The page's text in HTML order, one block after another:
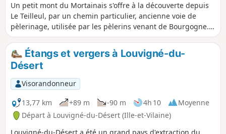
Un petit mont du Mortainais s'offre à la découverte depuis
Le Teilleul, par un chemin particulier, ancienne voie de
pèlerinage, utilisée par les pèlerins venant de Bourgogne.
Du haut de ce tertre, le regard porte vers Domfront et
Mortain.Étangs et vergers à Louvigné-du-
Désert
Visorandonneur
13,77 km
+89 m -90 m 4h 10
Moyenne
Départ à Louvigné-du-Désert (Ille-et-Vilaine)